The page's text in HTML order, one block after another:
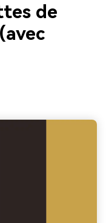
de